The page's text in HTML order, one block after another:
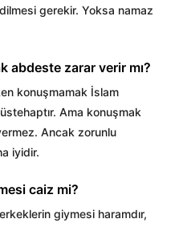
gerekir. Yoksa namaz
abdeste zarar verir mı?
konuşmamak İslam
Ama konuşmak
Ancak zorunlu
iyidir.
caiz mi?
giymesi haramdır,